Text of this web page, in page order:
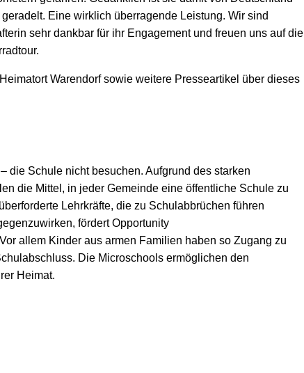
Eine wirklich überragende Leistung. Wir sind
sehr dankbar für ihr Engagement und freuen uns auf die
Warendorf sowie weitere Presseartikel über dieses
die Schule nicht besuchen. Aufgrund des starken
die Mittel, in jeder Gemeinde eine öffentliche Schule zu
Lehrkräfte, die zu Schulabbrüchen führen
fördert Opportunity
allem Kinder aus armen Familien haben so Zugang zu
Die Microschools ermöglichen den
Heimat.